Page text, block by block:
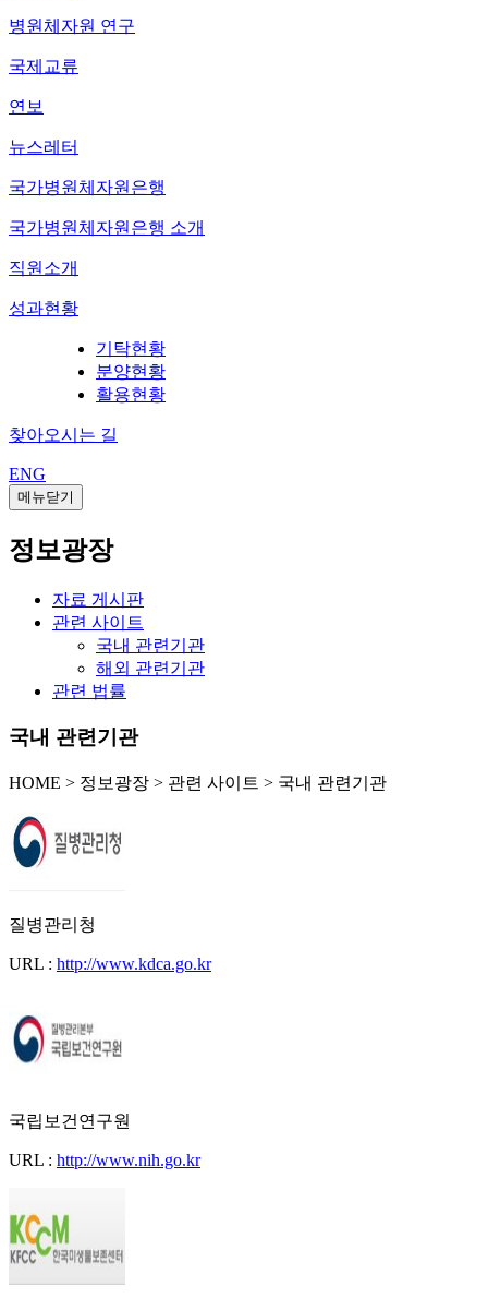
병원체자원 연구
국제교류
연보
뉴스레터
국가병원체자원은행
국가병원체자원은행 소개
직원소개
성과현황
기탁현황
분양현황
활용현황
찾아오시는 길
ENG
메뉴닫기
정보광장
자료 게시판
관련 사이트
국내 관련기관
해외 관련기관
관련 법률
국내 관련기관
HOME > 정보광장 > 관련 사이트 > 국내 관련기관
질병관리청
URL : http://www.kdca.go.kr
국립보건연구원
URL : http://www.nih.go.kr